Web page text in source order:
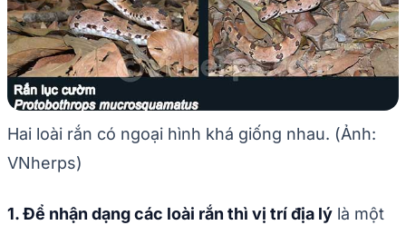
Hai loài rắn có ngoại hình khá giống nhau. (Ảnh:
VNherps)
1. Để nhận dạng các loài rắn thì vị trí địa lý là một